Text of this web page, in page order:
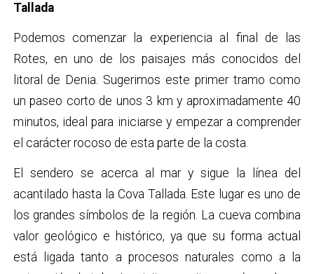
Tallada
Podemos comenzar la experiencia al final de las
Rotes, en uno de los paisajes más conocidos del
litoral de Denia. Sugerimos este primer tramo como
un paseo corto de unos 3 km y aproximadamente 40
minutos, ideal para iniciarse y empezar a comprender
el carácter rocoso de esta parte de la costa.
El sendero se acerca al mar y sigue la línea del
acantilado hasta la Cova Tallada. Este lugar es uno de
los grandes símbolos de la región. La cueva combina
valor geológico e histórico, ya que su forma actual
está ligada tanto a procesos naturales como a la